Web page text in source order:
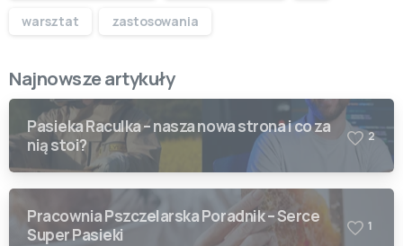
warsztat zastosowania
Najnowsze artykuły
Pasieka Raculka – nasza nowa strona i co za
nią stoi?
2
Pracownia Pszczelarska Poradnik – Serce
Super Pasieki
1